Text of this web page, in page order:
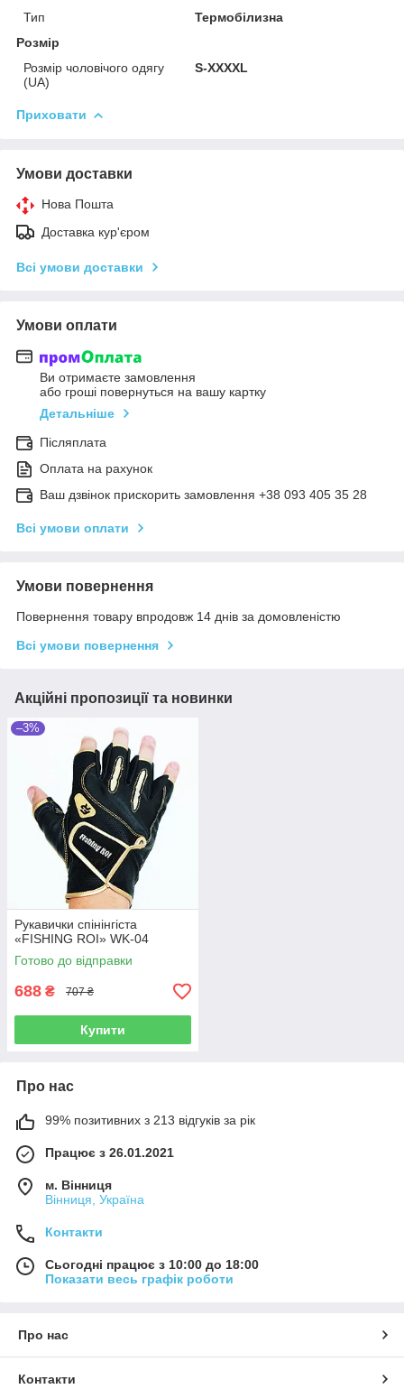
Тип
Термобілизна
Розмір
Розмір чоловічого одягу
(UA)
S-XXXXL
Приховати
Умови доставки
Нова Пошта
Доставка кур'єром
Всі умови доставки
Умови оплати
Ви отримаєте замовлення
або гроші повернуться на вашу картку
Детальніше
Післяплата
Оплата на рахунок
Ваш дзвінок прискорить замовлення +38 093 405 35 28
Всі умови оплати
Умови повернення
Повернення товару впродовж 14 днів за домовленістю
Всі умови повернення
Акційні пропозиції та новинки
–3%
Рукавички спінінгіста
«FISHING ROI» WK-04
Готово до відправки
688 ₴ 707 ₴
Купити
Про нас
99% позитивних з 213 відгуків за рік
Працює з 26.01.2021
м. Вінниця
Вінниця, Україна
Контакти
Сьогодні працює з 10:00 до 18:00
Показати весь графік роботи
Про нас
Контакти